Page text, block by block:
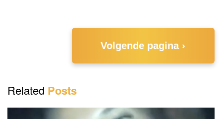
Volgende pagina ›
Related Posts